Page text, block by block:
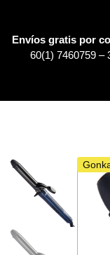
Envíos gratis por
60(1) 7460759 –